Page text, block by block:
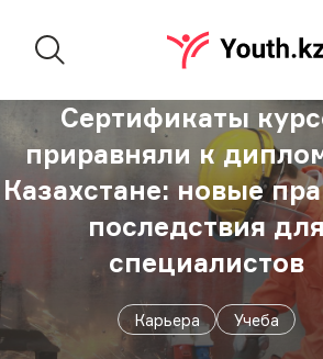
Сертификаты
приравняли к
Казахстане: новые
последствия для
специалистов
Карьера Учеба